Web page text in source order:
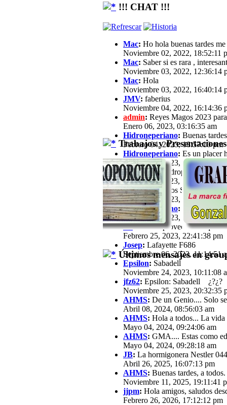
!!! CHAT !!!
Mac: Ho hola buenas tardes
Noviembre 02, 2022, 18:52:11
Mac: Saber si es rara ,
Noviembre 03, 2022, 12:36:14
Mac: Hola
Noviembre 03, 2022, 16:40:14
JMV: faberius
Noviembre 04, 2022, 16:14:36
admin: Reyes Magos 2023
Enero 06, 2023, 03:16:35 am
Hidroneperiano: Buenas
Febrero 04, 2023, 18:57:10 pm
Hidroneperiano: Es un placer
Febrero 04, 2023, 18:57:33 pm
jfz62:Hola Hidroperiano, Ya
Febrero 11, 2023, 21:03:25 pm
JB:Hola a todos Soy José
Febrero 13, 2023, 16:39:57 pm
Hidroneperiano: Hola a todos
Febrero 15, 2023, 20:44:40 pm
JB:Hola. Aprovechando que a
Febrero 25, 2023, 22:41:38 pm
Josep: Lafayette F686
Septiembre 06, 2023, 11:14:51
Epsilon: Sabadell
Noviembre 24, 2023, 10:11:08
jfz62: Epsilon: Sabadell ¿?¿?
Noviembre 25, 2023, 20:32:35
AHMS: De un Genio.... Solo
Abril 08, 2024, 08:56:03 am
AHMS: Hola a todos... La vida
Mayo 04, 2024, 09:24:06 am
AHMS: GMA.... Estas como
Mayo 04, 2024, 09:28:18 am
JB: La hormigonera Nestler
Abril 26, 2025, 16:07:13 pm
AHMS: Buenas tardes, a todos.
Noviembre 11, 2025, 19:11:41
jjpm: Hola amigos, saludos
Febrero 26, 2026, 17:12:12 pm
Trabajos y
Últimos mensajes en